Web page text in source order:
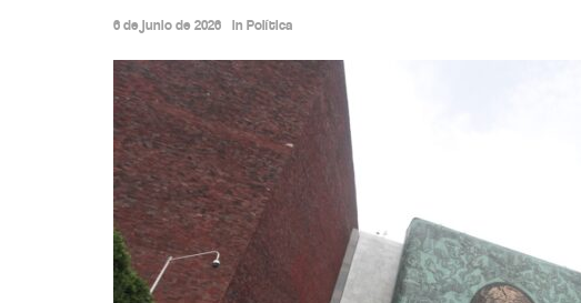
6 de junio de 2026 in Política